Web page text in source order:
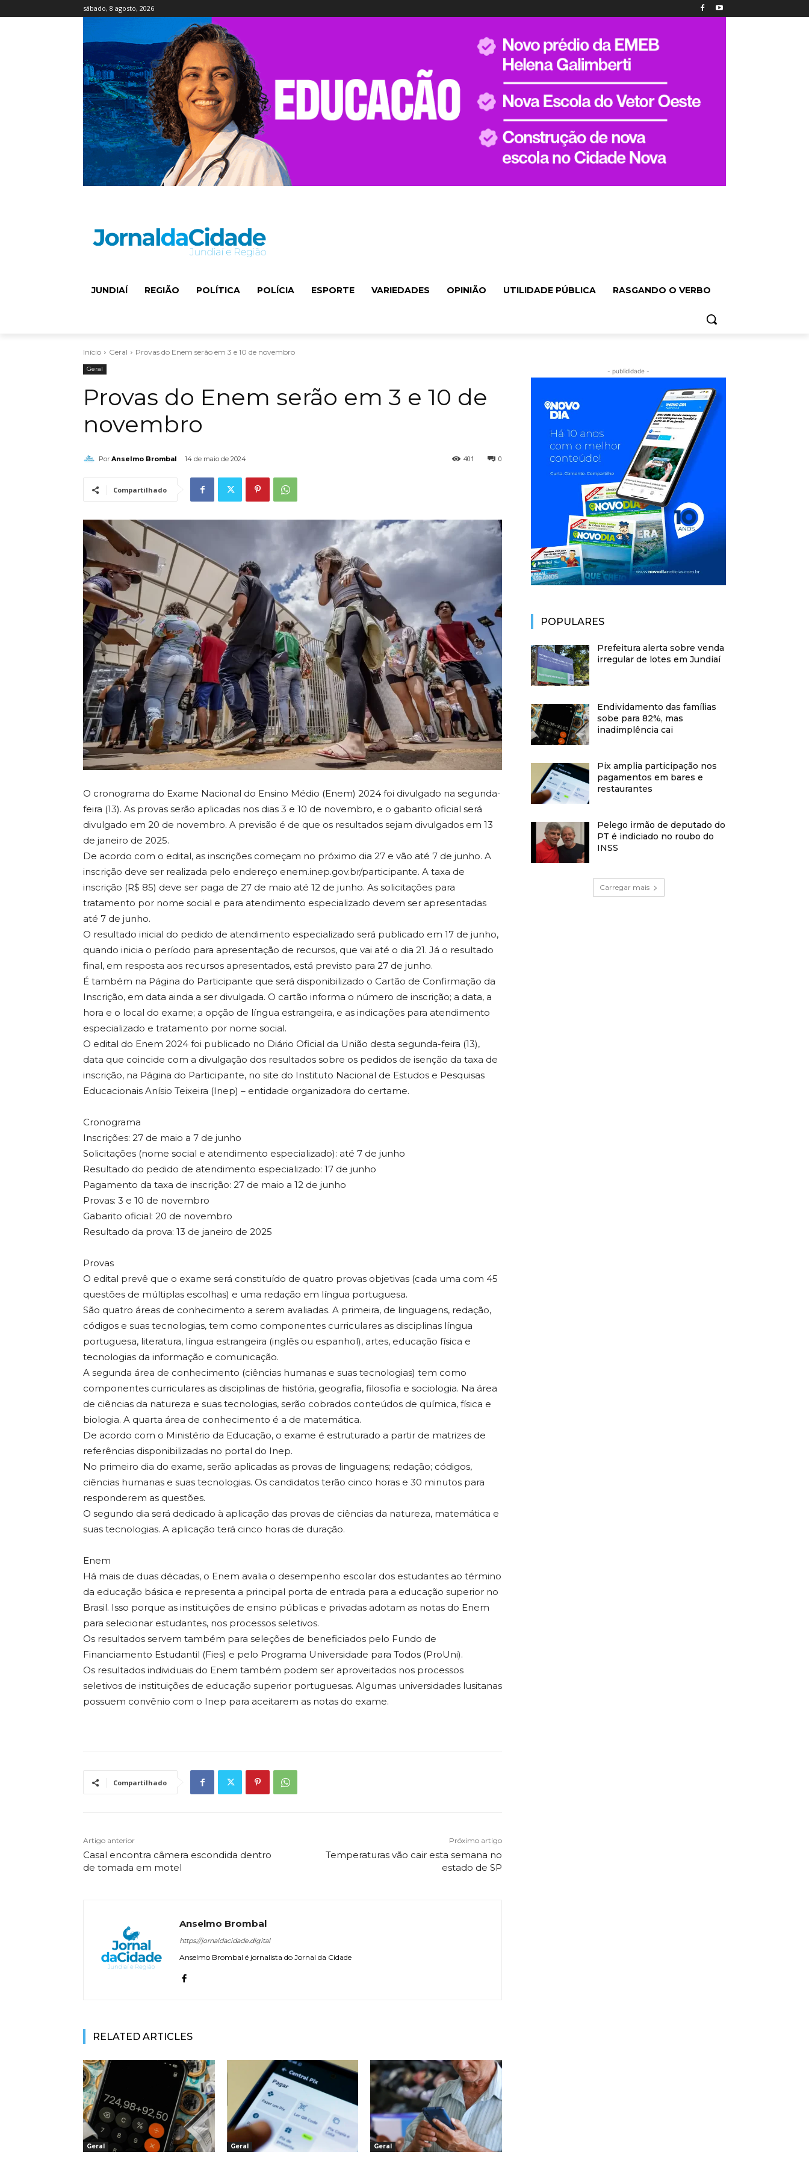
sábado, 8 agosto, 2026
JUNDIAÍ REGIÃO POLÍTICA POLÍCIA ESPORTE VARIEDADES OPINIÃO UTILIDADE PÚBLICA RASGANDO O VERBO
Início Geral Provas do Enem serão em 3 e 10 de novembro
Geral
Provas do Enem serão em 3 e 10 de
novembro
Por Anselmo Brombal 14 de maio de 2024 0
401
Compartilhado
O cronograma do Exame Nacional do Ensino Médio (Enem) 2024 foi divulgado na segunda-
feira (13). As provas serão aplicadas nos dias 3 e 10 de novembro, e o gabarito oficial será
divulgado em 20 de novembro. A previsão é de que os resultados sejam divulgados em 13
de janeiro de 2025.
De acordo com o edital, as inscrições começam no próximo dia 27 e vão até 7 de junho. A
inscrição deve ser realizada pelo endereço enem.inep.gov.br/participante. A taxa de
inscrição (R$ 85) deve ser paga de 27 de maio até 12 de junho. As solicitações para
tratamento por nome social e para atendimento especializado devem ser apresentadas
até 7 de junho.
O resultado inicial do pedido de atendimento especializado será publicado em 17 de junho,
quando inicia o período para apresentação de recursos, que vai até o dia 21. Já o resultado
final, em resposta aos recursos apresentados, está previsto para 27 de junho.
É também na Página do Participante que será disponibilizado o Cartão de Confirmação da
Inscrição, em data ainda a ser divulgada. O cartão informa o número de inscrição; a data, a
hora e o local do exame; a opção de língua estrangeira, e as indicações para atendimento
especializado e tratamento por nome social.
O edital do Enem 2024 foi publicado no Diário Oficial da União desta segunda-feira (13),
data que coincide com a divulgação dos resultados sobre os pedidos de isenção da taxa de
inscrição, na Página do Participante, no site do Instituto Nacional de Estudos e Pesquisas
Educacionais Anísio Teixeira (Inep) – entidade organizadora do certame.
Cronograma
Inscrições: 27 de maio a 7 de junho
Solicitações (nome social e atendimento especializado): até 7 de junho
Resultado do pedido de atendimento especializado: 17 de junho
Pagamento da taxa de inscrição: 27 de maio a 12 de junho
Provas: 3 e 10 de novembro
Gabarito oficial: 20 de novembro
Resultado da prova: 13 de janeiro de 2025
Provas
O edital prevê que o exame será constituído de quatro provas objetivas (cada uma com 45
questões de múltiplas escolhas) e uma redação em língua portuguesa.
São quatro áreas de conhecimento a serem avaliadas. A primeira, de linguagens, redação,
códigos e suas tecnologias, tem como componentes curriculares as disciplinas língua
portuguesa, literatura, língua estrangeira (inglês ou espanhol), artes, educação física e
tecnologias da informação e comunicação.
A segunda área de conhecimento (ciências humanas e suas tecnologias) tem como
componentes curriculares as disciplinas de história, geografia, filosofia e sociologia. Na área
de ciências da natureza e suas tecnologias, serão cobrados conteúdos de química, física e
biologia. A quarta área de conhecimento é a de matemática.
De acordo com o Ministério da Educação, o exame é estruturado a partir de matrizes de
referências disponibilizadas no portal do Inep.
No primeiro dia do exame, serão aplicadas as provas de linguagens; redação; códigos,
ciências humanas e suas tecnologias. Os candidatos terão cinco horas e 30 minutos para
responderem as questões.
O segundo dia será dedicado à aplicação das provas de ciências da natureza, matemática e
suas tecnologias. A aplicação terá cinco horas de duração.
Enem
Há mais de duas décadas, o Enem avalia o desempenho escolar dos estudantes ao término
da educação básica e representa a principal porta de entrada para a educação superior no
Brasil. Isso porque as instituições de ensino públicas e privadas adotam as notas do Enem
para selecionar estudantes, nos processos seletivos.
Os resultados servem também para seleções de beneficiados pelo Fundo de
Financiamento Estudantil (Fies) e pelo Programa Universidade para Todos (ProUni).
Os resultados individuais do Enem também podem ser aproveitados nos processos
seletivos de instituições de educação superior portuguesas. Algumas universidades lusitanas
possuem convênio com o Inep para aceitarem as notas do exame.
Compartilhado
Artigo anterior
Casal encontra câmera escondida dentro
de tomada em motel
Próximo artigo
Temperaturas vão cair esta semana no
estado de SP
Anselmo Brombal
https://jornaldacidade.digital
Anselmo Brombal é jornalista do Jornal da Cidade
RELATED ARTICLES
Geral Geral Geral
- publididade -
POPULARES
Prefeitura alerta sobre venda
irregular de lotes em Jundiaí
Endividamento das famílias
sobe para 82%, mas
inadimplência cai
Pix amplia participação nos
pagamentos em bares e
restaurantes
Pelego irmão de deputado do
PT é indiciado no roubo do
INSS
Carregar mais